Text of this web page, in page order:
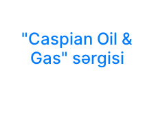
"Caspian Oil &
Gas" sərgisi